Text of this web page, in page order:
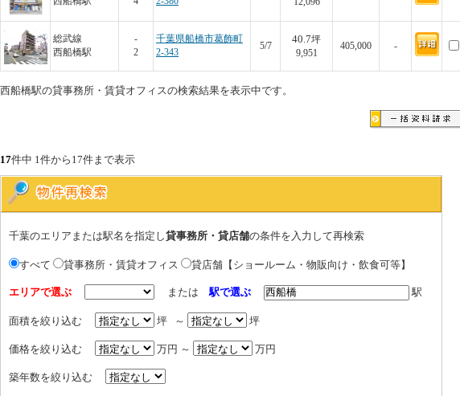
総武線
西船橋駅
-
2
千葉県船橋市葛飾町
2-343
5/7
40.7坪
9,951
405,000 -
西船橋駅の貸事務所・賃貸オフィスの検索結果を表示中です。
17件中 1件から17件まで表示
千葉のエリアまたは駅名を指定し貸事務所・貸店舗の条件を入力して再検索
すべて 貸事務所・賃貸オフィス 貸店舗【ショールーム・物販向け・飲食可等】
エリアで選ぶ または駅で選ぶ 駅
面積を絞り込む 坪 ～ 坪
価格を絞り込む 万円 ～ 万円
築年数を絞り込む